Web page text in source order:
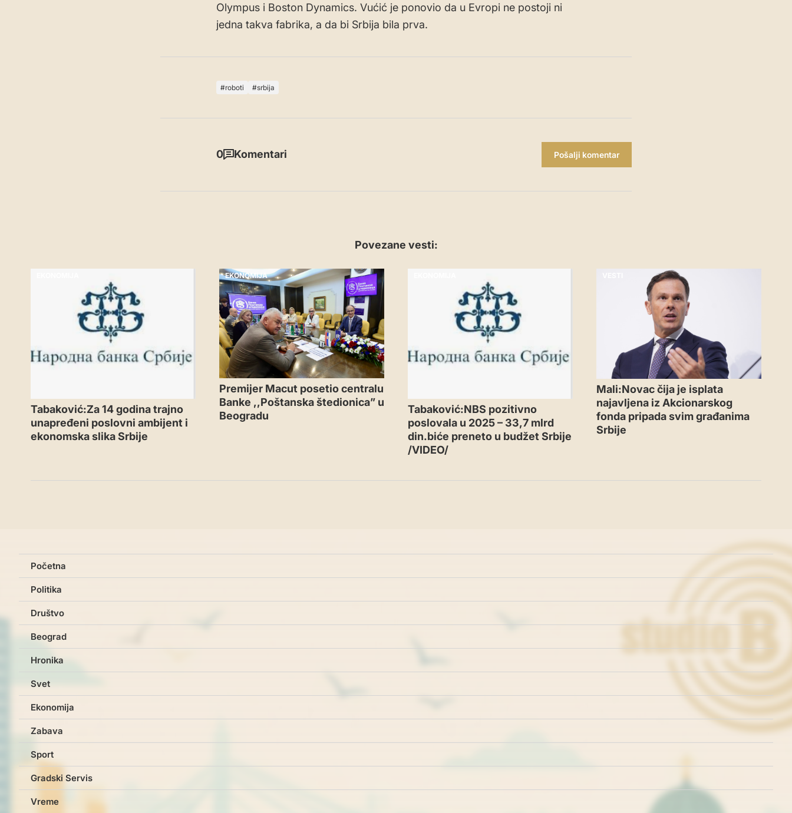
Olympus i Boston Dynamics. Vućić je ponovio da u Evropi ne postoji ni
jedna takva fabrika, a da bi Srbija bila prva.
roboti srbija
0 Komentari Pošalji komentar
Povezane vesti:
Tabaković:Za 14 godina trajno
unapređeni poslovni ambijent i
ekonomska slika Srbije
EKONOMIJA
Premijer Macut posetio centralu
Banke ,,Poštanska štedionica” u
Beogradu
Tabaković:NBS pozitivno
poslovala u 2025 – 33,7 mlrd
din.biće preneto u budžet Srbije
/VIDEO/
Mali:Novac čija je isplata
najavljena iz Akcionarskog
fonda pripada svim građanima
Srbije
Početna
Politika
Društvo
Beograd
Hronika
Svet
Ekonomija
Zabava
Sport
Gradski Servis
Vreme